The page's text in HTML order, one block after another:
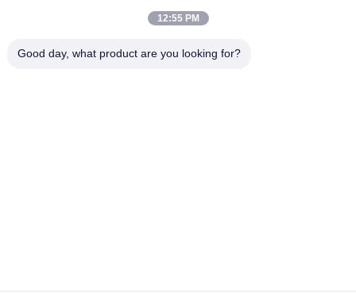
12:55 PM
Good day, what product are you looking for?